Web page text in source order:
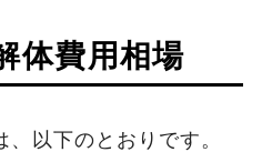
体費用相場
以下のとおりです。